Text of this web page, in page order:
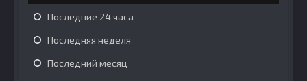
Последние 24 часа
Последняя неделя
Последний месяц